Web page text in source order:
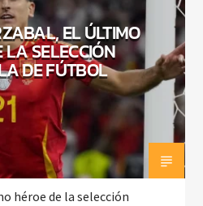
EL ÚLTIMO
LA SELECCIÓN
DE FÚTBOL
héroe de la selección